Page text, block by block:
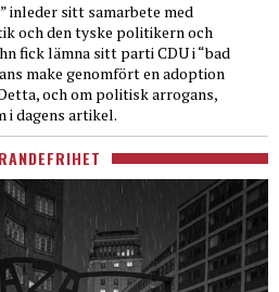
inleder sitt samarbete med
och den tyske politikern och
fick lämna sitt parti CDU i “bad
make genomfört en adoption
och om politisk arrogans,
i dagens artikel.